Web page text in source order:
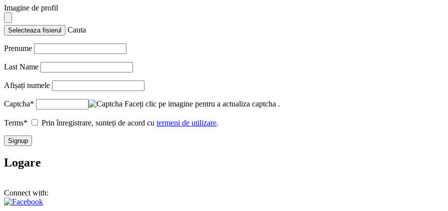
Imagine de profil
Selecteaza fisierul Cauta
Prenume
Last Name
Afișați numele
Captcha* Faceți clic pe imagine pentru a actualiza captcha .
Terms* Prin înregistrare, sunteți de acord cu termeni de utilizare.
Logare
Connect with: